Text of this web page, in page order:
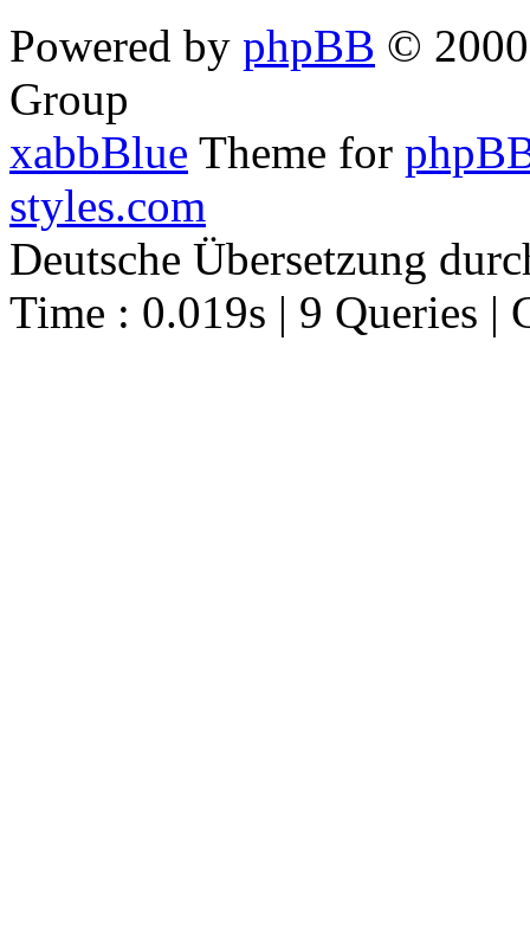
Powered by phpBB ©
Group
xabbBlue Theme for
styles.com
Deutsche Übersetzung
Time : 0.019s | 9 Queries |